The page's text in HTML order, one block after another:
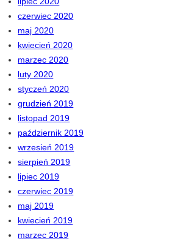
czerwiec 2020
maj 2020
kwiecień 2020
marzec 2020
luty 2020
styczeń 2020
grudzień 2019
listopad 2019
październik 2019
wrzesień 2019
sierpień 2019
lipiec 2019
czerwiec 2019
maj 2019
kwiecień 2019
marzec 2019